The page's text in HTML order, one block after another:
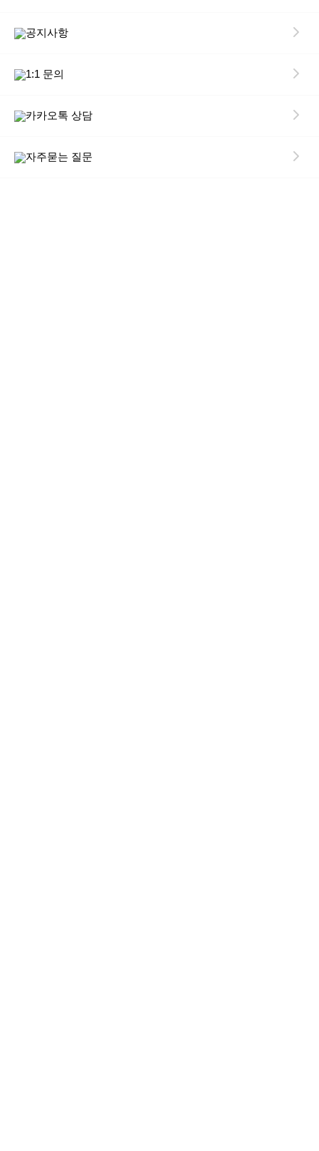
공지사항
1:1 문의
카카오톡 상담
자주묻는 질문